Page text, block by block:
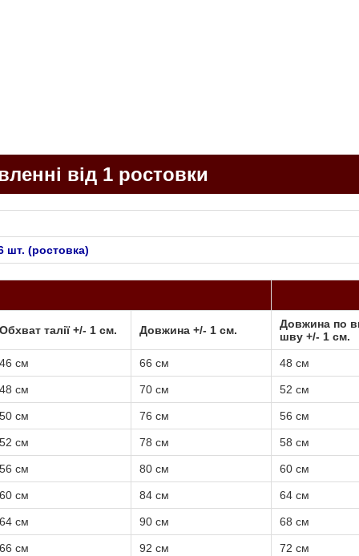
від 1 ростовки
шт. (ростовка)
Обхват талії +/- 1 cм. Довжина +/- 1 cм.
Довжина по
шву +/- 1 cм.
46 см 66 см 48 см
48 см 70 см 52 см
50 см 76 см 56 см
52 см 78 см 58 см
56 см 80 см 60 см
60 см 84 см 64 см
64 см 90 см 68 см
66 см 92 см 72 см